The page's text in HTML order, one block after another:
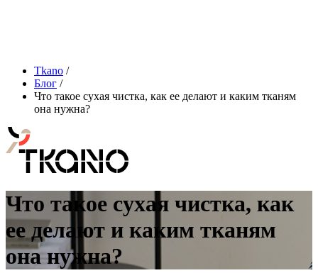
Tkano /
Блог /
Что такое сухая чистка, как ее делают и каким тканям
она нужна?
Что такое сухая чистка, как
ее делают и каким тканям
она нужна?